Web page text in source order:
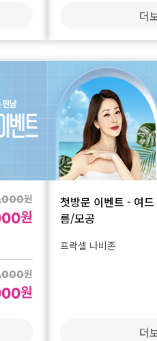
첫방문 이벤트 - 보
더모톡신
첫방문 이벤트 - 보톡
승모근, 종아리 보톡스
더
원
원
원
원
첫방문 이벤트 - 여드
름/모공
프락셀 나비존
더